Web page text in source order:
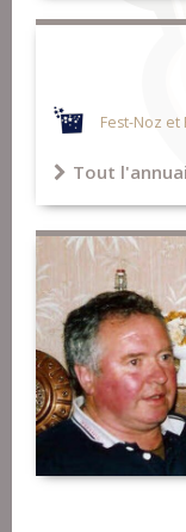
Fest-Noz et
Tout